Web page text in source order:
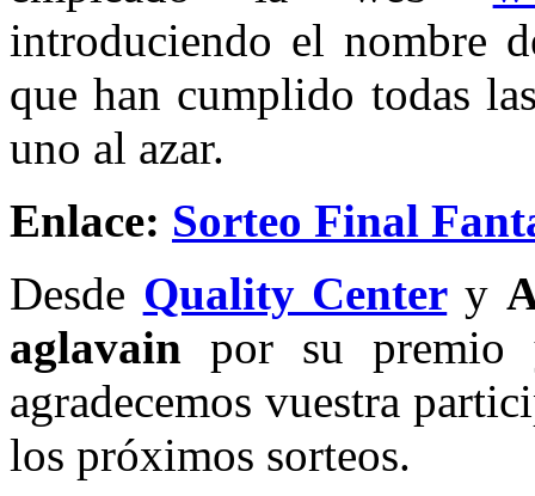
introduciendo el nombre
que han cumplido todas
uno al azar.
Enlace: Sorteo Final
Desde Quality Center y
aglavain por su premio
agradecemos vuestra
los próximos sorteos.